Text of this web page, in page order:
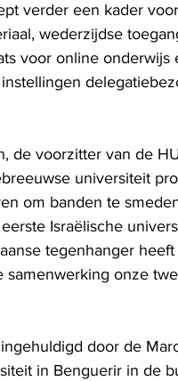
verder een kader
wederzijdse
voor online
de voorzitter van de
universiteit
om banden te
Israëlische
tegenhanger
samenwerking onze
door de
in Benguerir in de